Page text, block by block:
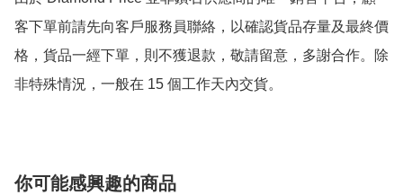
客下單前請先向客戶服務員聯絡，以確認貨品存量及最終價
格，貨品一經下單，則不獲退款，敬請留意，多謝合作。除
非特殊情況，一般在 15 個工作天內交貨。
你可能感興趣的商品